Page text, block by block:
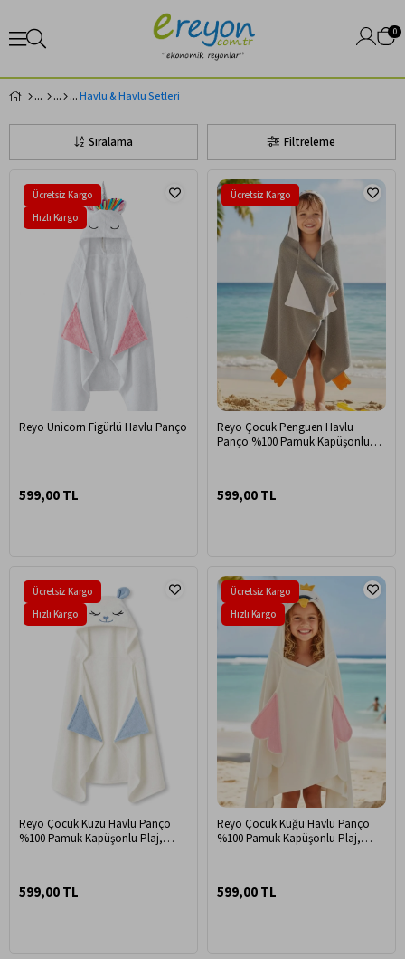
0
Havlu & Havlu Setleri
Filtreleme
Sıralama
Reyo Unicorn Figürlü Havlu Panço
599,00 TL
Ücretsiz Kargo
Hızlı Kargo
Reyo Çocuk Penguen Havlu
Panço %100 Pamuk Kapüşonlu
599,00 TL
Ücretsiz Kargo
Reyo Çocuk Kuzu Havlu Panço
%100 Pamuk Kapüşonlu Plaj,
599,00 TL
Ücretsiz Kargo
Hızlı Kargo
Reyo Çocuk Kuğu Havlu Panço
%100 Pamuk Kapüşonlu Plaj,
599,00 TL
Ücretsiz Kargo
Hızlı Kargo